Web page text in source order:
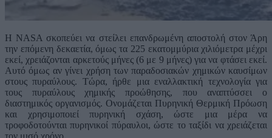
Η NASA σκοπεύει να στείλει επανδρωμένη αποστολή στον Άρη
την επόμενη δεκαετία, όμως τα 225 εκατομμύρια χιλιόμετρα μέχρι
εκεί, χρειάζονται αρκετούς μήνες (6 με 9 μήνες) για να φτάσει εκεί.
Αυτό όμως αν γίνει χρήση των παραδοσιακών χημικών καυσίμων
στους πυραύλους. Τώρα, ήρθε μια εναλλακτική τεχνολογία για
τους πυραύλους χημικής προώθησης, που αναπτύσσει ο
διαστημικός οργανισμός. Ονομάζεται Πυρηνική Θερμική Πρόωση
και χρησιμοποιεί πυρηνική σχάση, ώστε μια μέρα να
τροφοδοτούνται πυρηνικοί πύραυλοι, ώστε το ταξίδι να χρειάζεται